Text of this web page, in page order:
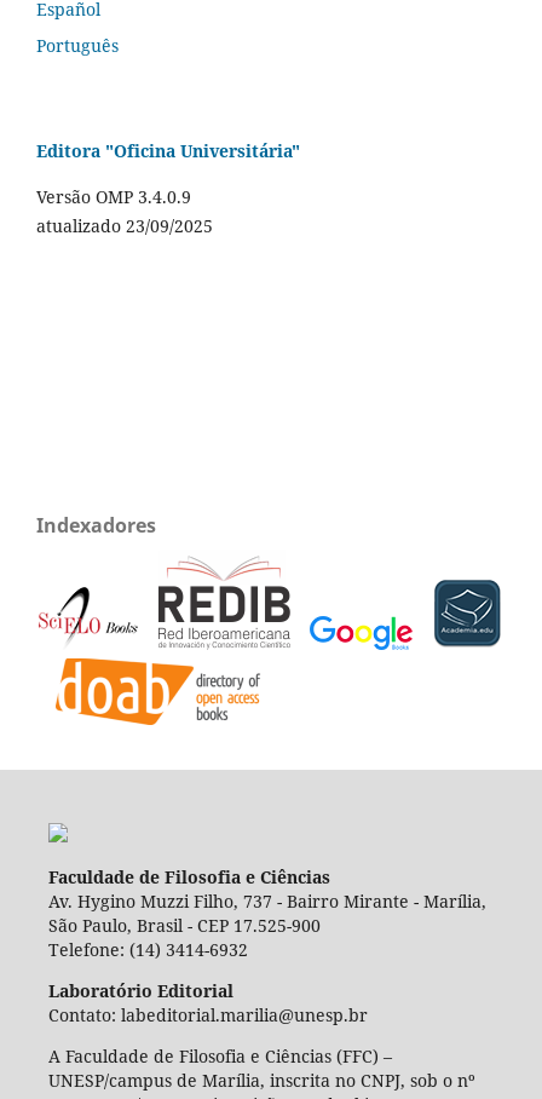
Español
Português
Editora "Oficina Universitária"
Versão OMP 3.4.0.9
atualizado 23/09/2025
Indexadores
Faculdade de Filosofia e Ciências
Av. Hygino Muzzi Filho, 737 - Bairro Mirante - Marília,
São Paulo, Brasil - CEP 17.525-900
Telefone: (14) 3414-6932
Laboratório Editorial
Contato: labeditorial.marilia@unesp.br
A Faculdade de Filosofia e Ciências (FFC) –
UNESP/campus de Marília, inscrita no CNPJ, sob o nº